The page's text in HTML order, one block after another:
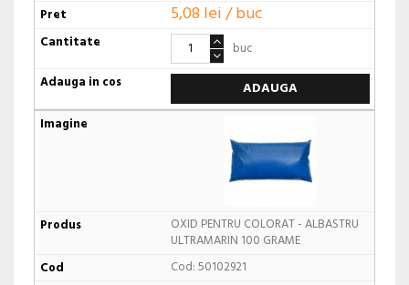
5,08 lei / buc
buc
ADAUGA
OXID PENTRU COLORAT - ALBASTRU
ULTRAMARIN 100 GRAME
Cod: 50102921